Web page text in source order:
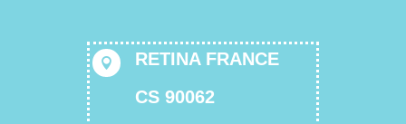

RETINA FRANCE
CS 90062